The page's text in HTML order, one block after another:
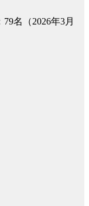
名（2026年3月